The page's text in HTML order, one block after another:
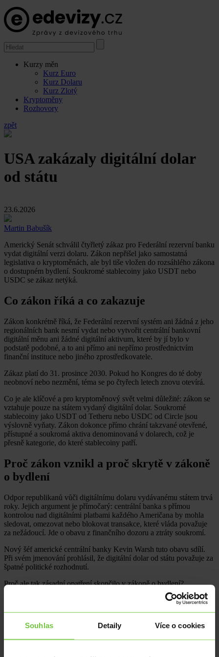
Souhlas Detaily Více o cookies
Kurzy měn
Kurz Euro
Kurz Dolaru
Kurz Zlotý
Kryptoměny
Rozhovory
zpět
USA zakázaly digitální dolar
od státu
23.6.2026
Martin Babušík
Americký Senát schválil čtyřletý zákaz pro Federální rezervní banku
vydat digitální verzi dolaru. Zákon nepřišel jako samostatná
legislativa o kryptoměnách, ale byl tiše vložen do rozsáhlého zákona
o dostupném bydlení. Soukromé stablecoiny jako USDT nebo
USDC se zákaz netýká.
Co zákon říká a co zakazuje
Zákon konkrétně říká, že Federální rezervní systém ani žádná z jeho
regionálních bank nesmí vydat nebo vytvořit centrální bankovní
digitální měnu ani žádné digitální aktivum, které by jí bylo v
podstatě podobné, a to ani přímo ani nepřímo prostřednictvím
finanční instituce nebo jiného zprostředkovatele.
Zákaz platí do 31. prosince 2030. Pokud ho Kongres do té doby
neobnoví nebo nezmění, téma se po čtyřech letech znovu otevírá.
Co je ale klíčové a pro kryptoměnový svět velmi důležité: zákon se
vztahuje pouze na státem vydaný digitální dolar. Soukromé
stablecoiny jako USDT od Tetheru nebo USDC od Circle jsou
výslovně vyňaty. Zákon dokonce přímo chrání takzvané otevřené,
přístupné a soukromá aktiva denominovaná v dolarech, což je
přesně kategorie, do které stablecoiny patří.
Proč zákon vznikl a proč skrytě v zákoně
o bydlení
Odpor republikanů vůči digitálnímu dolaru vydávanému státem trvá
roky. Jejich argument je přímočarý: centrální banka s přímou
kontrolou nad digitálními platbami každého Američana by mohla
sledovat, omezovat nebo blokovat transakce, které vláda považuje
za nežádoucí. Jde o obavu z finančního dozoru a ztráty soukromí.
Nový šéf americké centrální banky Kevin Warsh tuto obavu sdílí.
Při svém jmenování prohlásil, že digitální dolar od státu považuje za
špatné politické rozhodnutí.
Proč ale tak zásadní opatření skončilo v zákoně o bydlení?
Odpověď je pragmatická. Zákon o bydlení měl bipartisánní
podporu, tedy souhlas jak republikánů, tak demokratů, protože krize
taktikou, jak ho protlačit bez zdlouhavých bojů.